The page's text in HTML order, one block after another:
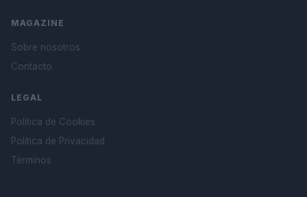
MAGAZINE
Sobre nosotros
Contacto
LEGAL
Política de Cookies
Política de Privacidad
Términos